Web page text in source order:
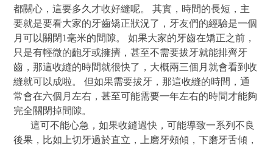
都關心，這要多久才收好縫呢。 其實，時間的長短，主
要就是要看大家的牙齒矯正狀況了，牙友們的經驗是一個
月可以關閉1毫米的間隙。 如果大家的牙齒在矯正之前，
只是有輕微的齙牙或擁擠，甚至不需要拔牙就能排齊牙
齒，那這收縫的時間就很快了，大概兩三個月就會看到收
縫就可以成啦。 但如果需要拔牙，那這收縫的時間，通
常會在六個月左右，甚至可能需要一年左右的時間才能夠
完全關閉掉間隙。
這可不能心急，如果收縫過快，可能導致一系列不良
後果，比如上切牙過於直立，上磨牙頰傾，下磨牙舌傾，